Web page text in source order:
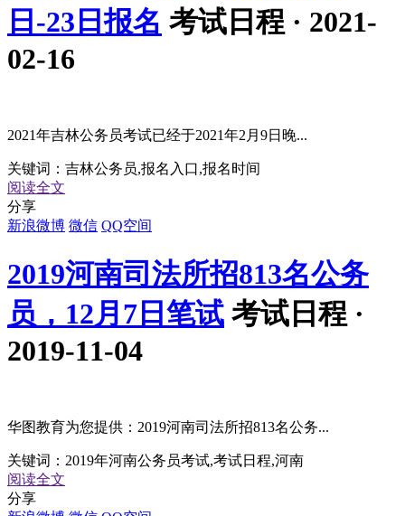
日-23日报名 考试日程 · 2021-
02-16
2021年吉林公务员考试已经于2021年2月9日晚...
关键词： 吉林公务员,报名入口,报名时间
阅读全文
分享
新浪微博 微信 QQ空间
2019河南司法所招813名公务
员，12月7日笔试 考试日程 ·
2019-11-04
华图教育为您提供：2019河南司法所招813名公务...
关键词： 2019年河南公务员考试,考试日程,河南
阅读全文
分享